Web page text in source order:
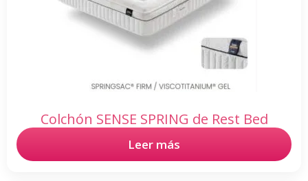
Colchón SENSE SPRING de Rest Bed
Leer más